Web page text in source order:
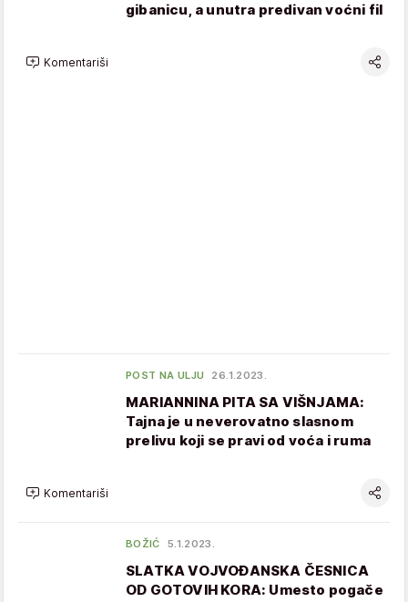
gibanicu, a unutra predivan voćni fil
Komentariši
POST NA ULJU 26.1.2023.
MARIANNINA PITA SA VIŠNJAMA:
Tajna je u neverovatno slasnom
prelivu koji se pravi od voća i ruma
Komentariši
BOŽIĆ 5.1.2023.
SLATKA VOJVOĐANSKA ČESNICA
OD GOTOVIH KORA: Umesto pogače